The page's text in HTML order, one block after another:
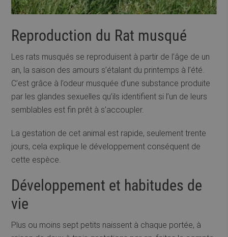
Reproduction du Rat musqué
Les rats musqués se reproduisent à partir de l’âge de un
an, la saison des amours s’étalant du printemps à l’été.
C’est grâce à l’odeur musquée d’une substance produite
par les glandes sexuelles qu’ils identifient si l’un de leurs
semblables est fin prêt à s’accoupler.
La gestation de cet animal est rapide, seulement trente
jours, cela explique le développement conséquent de
cette espèce.
Développement et habitudes de
vie
Plus ou moins sept petits naissent à chaque portée, à